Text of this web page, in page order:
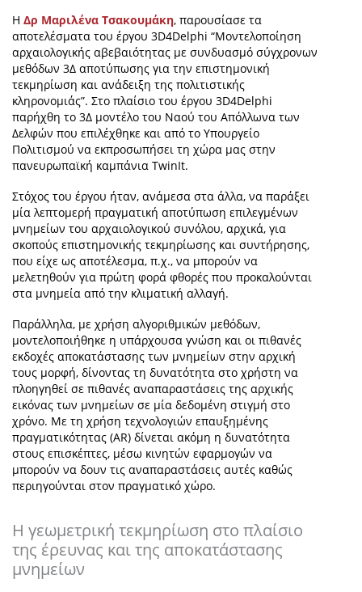
Η Δρ Μαριλένα Τσακουμάκη, παρουσίασε τα
αποτελέσματα του έργου 3D4Delphi “Μοντελοποίηση
αρχαιολογικής αβεβαιότητας με συνδυασμό σύγχρονων
μεθόδων 3Δ αποτύπωσης για την επιστημονική
τεκμηρίωση και ανάδειξη της πολιτιστικής
κληρονομιάς”. Στο πλαίσιο του έργου 3D4Delphi
παρήχθη το 3Δ μοντέλο του Ναού του Απόλλωνα των
Δελφών που επιλέχθηκε και από το Υπουργείο
Πολιτισμού να εκπροσωπήσει τη χώρα μας στην
πανευρωπαϊκή καμπάνια TwinIt.
Στόχος του έργου ήταν, ανάμεσα στα άλλα, να παράξει
μία λεπτομερή πραγματική αποτύπωση επιλεγμένων
μνημείων του αρχαιολογικού συνόλου, αρχικά, για
σκοπούς επιστημονικής τεκμηρίωσης και συντήρησης,
που είχε ως αποτέλεσμα, π.χ., να μπορούν να
μελετηθούν για πρώτη φορά φθορές που προκαλούνται
στα μνημεία από την κλιματική αλλαγή.
Παράλληλα, με χρήση αλγοριθμικών μεθόδων,
μοντελοποιήθηκε η υπάρχουσα γνώση και οι πιθανές
εκδοχές αποκατάστασης των μνημείων στην αρχική
τους μορφή, δίνοντας τη δυνατότητα στο χρήστη να
πλοηγηθεί σε πιθανές αναπαραστάσεις της αρχικής
εικόνας των μνημείων σε μία δεδομένη στιγμή στο
χρόνο. Με τη χρήση τεχνολογιών επαυξημένης
πραγματικότητας (ΑR) δίνεται ακόμη η δυνατότητα
στους επισκέπτες, μέσω κινητών εφαρμογών να
μπορούν να δουν τις αναπαραστάσεις αυτές καθώς
περιηγούνται στον πραγματικό χώρο.
Η γεωμετρική τεκμηρίωση στο πλαίσιο
της έρευνας και της αποκατάστασης
μνημείων